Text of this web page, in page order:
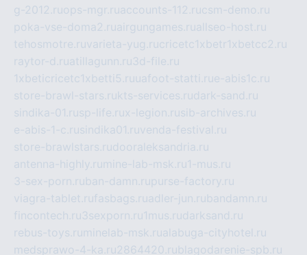
g-2012.ruops-mgr.ruaccounts-112.rucsm-demo.ru
poka-vse-doma2.ruairgungames.ruallseo-host.ru
tehosmotre.ruvarieta-yug.rucricetc1xbetr1xbetcc2.ru
raytor-d.ruatillagunn.ru3d-file.ru
1xbeticricetc1xbetti5.ruuafoot-statti.rue-abis1c.ru
store-brawl-stars.rukts-services.rudark-sand.ru
sindika-01.rusp-life.rux-legion.rusib-archives.ru
e-abis-1-c.rusindika01.ruvenda-festival.ru
store-brawlstars.rudooraleksandria.ru
antenna-highly.ru mine-lab-msk.ru1-mus.ru
3-sex-porn.ruban-damn.rupurse-factory.ru
viagra-tablet.rufasbags.ruadler-jun.rubandamn.ru
fincontech.ru3sexporn.ru1mus.rudarksand.ru
rebus-toys.ru minelab-msk.rualabuga-cityhotel.ru
medsprawo-4-ka.ru2864420.rublagodarenie-spb.ru